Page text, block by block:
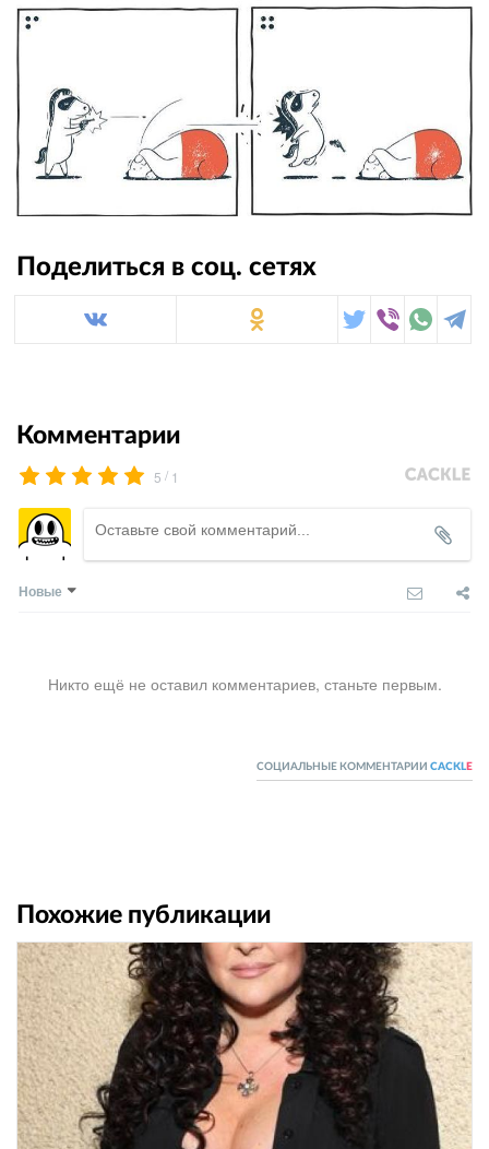
Поделиться в соц. сетях
Комментарии
5 / 1
Новые
Никто ещё не оставил комментариев, станьте первым.
СОЦИАЛЬНЫЕ КОММЕНТАРИИ CACKL E
Похожие публикации